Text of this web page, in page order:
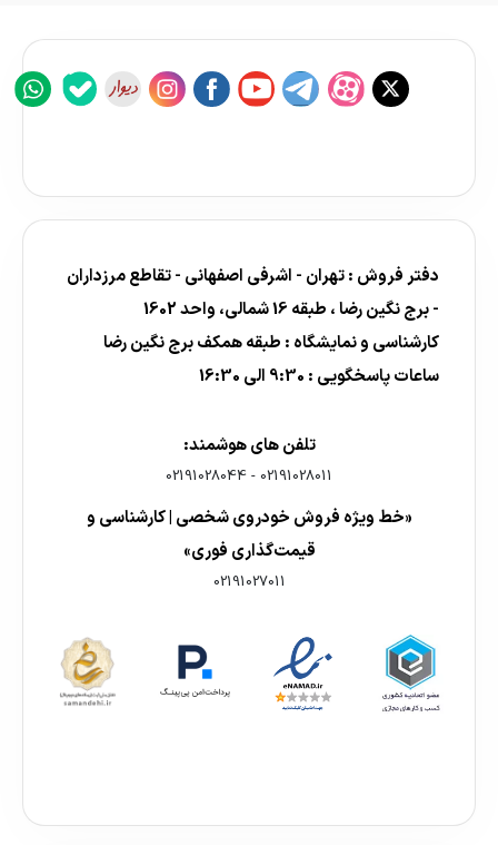
دفتر فروش : تهران - اشرفی اصفهانی - تقاطع مرزداران
- برج نگین رضا ، طبقه 16 شمالی، واحد 1602
کارشناسی و نمایشگاه : طبقه همکف برج نگین رضا
ساعات پاسخگویی : 9:30 الی 16:30
تلفن های هوشمند:
02191028011
-
02191028044
«خط ویژه فروش خودروی شخصی | کارشناسی و
قیمت‌گذاری فوری»
02191027011